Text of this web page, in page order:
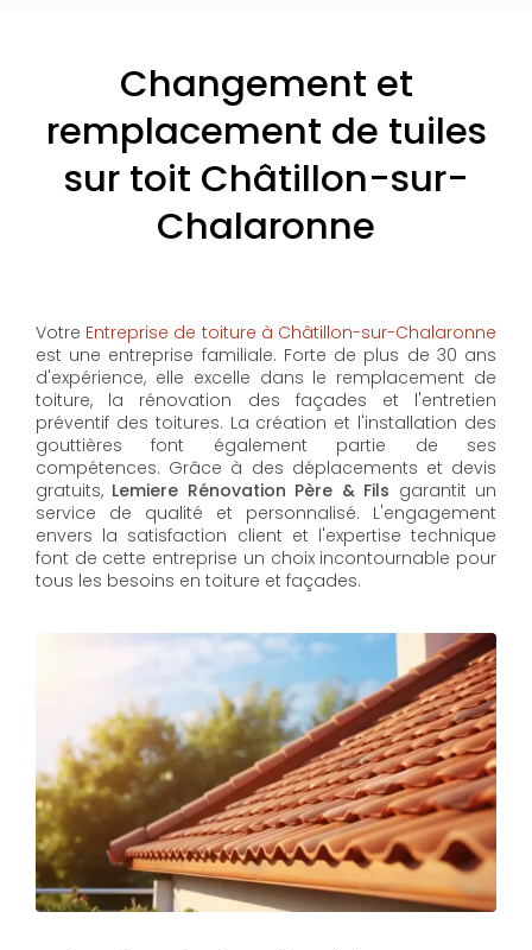
Changement et
remplacement de tuiles
sur toit Châtillon-sur-
Chalaronne
Votre Entreprise de toiture à Châtillon-sur-Chalaronne
est une entreprise familiale. Forte de plus de 30 ans
d'expérience, elle excelle dans le remplacement de
toiture, la rénovation des façades et l'entretien
préventif des toitures. La création et l'installation des
gouttières font également partie de ses
compétences. Grâce à des déplacements et devis
gratuits, Lemiere Rénovation Père & Fils garantit un
service de qualité et personnalisé. L'engagement
envers la satisfaction client et l'expertise technique
font de cette entreprise un choix incontournable pour
tous les besoins en toiture et façades.